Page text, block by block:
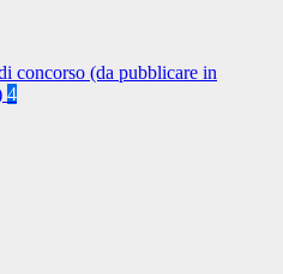
concorso (da pubblicare in
4